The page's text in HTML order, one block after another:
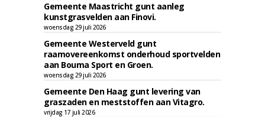
Gemeente Maastricht gunt aanleg
kunstgrasvelden aan Finovi.
woensdag 29 juli 2026
Gemeente Westerveld gunt
raamovereenkomst onderhoud sportvelden
aan Bouma Sport en Groen.
woensdag 29 juli 2026
Gemeente Den Haag gunt levering van
graszaden en meststoffen aan Vitagro.
vrijdag 17 juli 2026